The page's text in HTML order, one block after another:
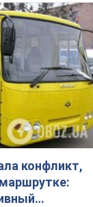
конфликт,